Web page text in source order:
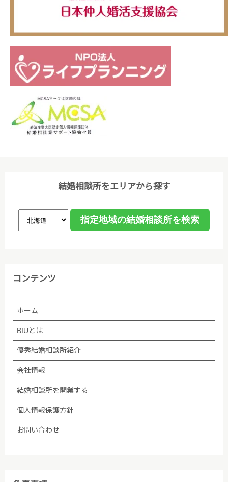
(3)個人情報保護に関する諸法令､国が定める指針､そ
の他の規範､公序良俗を遵守します。
(4)ご本人から取得した個人情報について、データ入
力やデータベース作成などのために、委託先のサーバ
管理会社に預託することがあります。個人情報の取り
扱いを委託する場合、個人情報の取り扱いに関する守
秘義務契約等を委託先と締結し､適切に管理・監督し
ます。なお、委託が予定される場合、あらかじめホー
三者への提供は行いません。
(6)個人情報保護の状況を定期的に確認、見直しを行
い、継続的に改善します。
株式会社BIU 苦情・相談窓口
2005年04月01日制定
2009年06月01日改訂
2010年10月27日改訂
2011年07月01日改訂
2015年05月01日改定
結婚相談所をエリアから探す
コンテンツ
ホーム
BIUとは
優秀結婚相談所紹介
会社情報
結婚相談所を開業する
個人情報保護方針
お問い合わせ